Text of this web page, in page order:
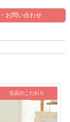
お問い合わせ
当店のこだわり